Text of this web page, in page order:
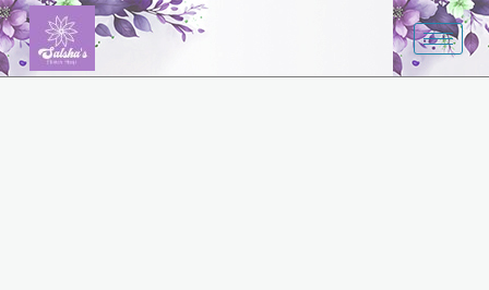
Skip
to
content
Bunga
Meja
Lily
LL09